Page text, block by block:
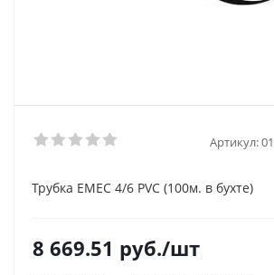
Артикул:
Трубка EMEC 4/6 PVC (100м. в бухте)
8 669.51 руб./шт